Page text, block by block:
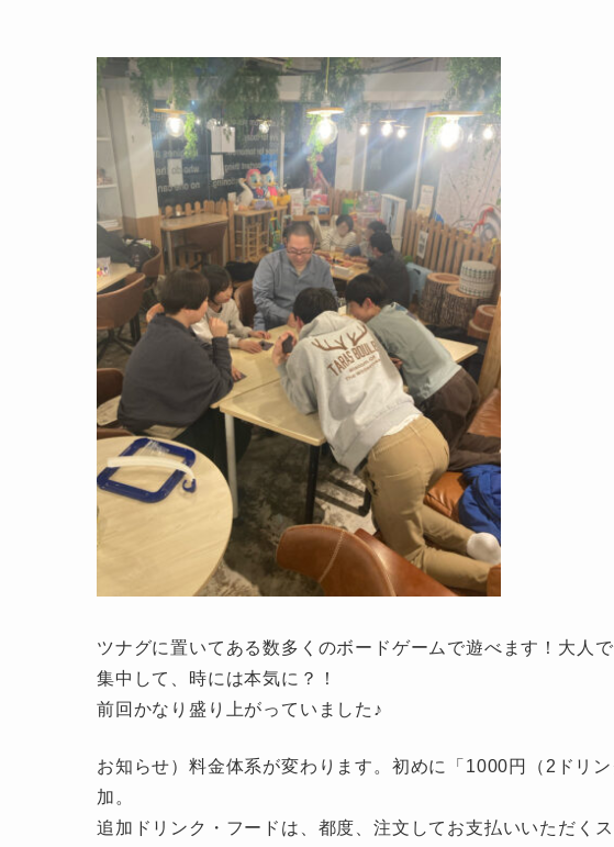
ー
ム
の
会」
ど
も
も
（小
学
以
下
は
保
同
ツナグに置いてある数多くのボードゲームで遊べます！大人
集中して、時には本気に？！
前回かなり盛り上がっていました♪
お知らせ）料金体系が変わります。初めに「1000円（2ドリ
加。
追加ドリンク・フードは、都度、注文してお支払いいただく